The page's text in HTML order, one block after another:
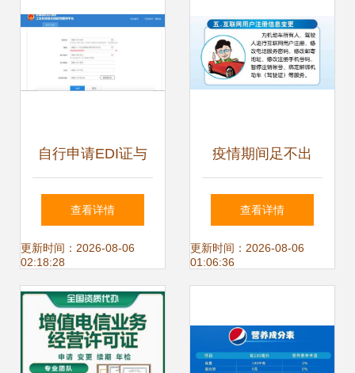
自行申请EDI证与
找代办公司 哪个选
择更优？
查看详情
更新时间：2026-08-06
02:18:28
疫情期间足不出
户，多项车驾管业
务与电信业务可电
查看详情
更新时间：2026-08-06
01:06:36